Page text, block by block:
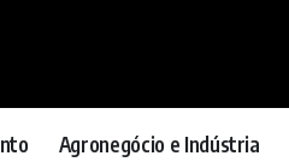
Agronegócio e Indústria